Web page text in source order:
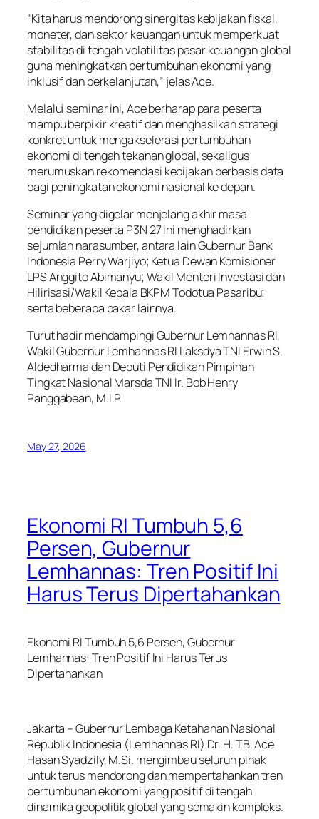
“Kita harus mendorong sinergitas kebijakan fiskal,
moneter, dan sektor keuangan untuk memperkuat
stabilitas di tengah volatilitas pasar keuangan global
guna meningkatkan pertumbuhan ekonomi yang
inklusif dan berkelanjutan,” jelas Ace.
Melalui seminar ini, Ace berharap para peserta
mampu berpikir kreatif dan menghasilkan strategi
konkret untuk mengakselerasi pertumbuhan
ekonomi di tengah tekanan global, sekaligus
merumuskan rekomendasi kebijakan berbasis data
bagi peningkatan ekonomi nasional ke depan.
Seminar yang digelar menjelang akhir masa
pendidikan peserta P3N 27 ini menghadirkan
sejumlah narasumber, antara lain Gubernur Bank
Indonesia Perry Warjiyo; Ketua Dewan Komisioner
LPS Anggito Abimanyu; Wakil Menteri Investasi dan
Hilirisasi/Wakil Kepala BKPM Todotua Pasaribu;
serta beberapa pakar lainnya.
Turut hadir mendampingi Gubernur Lemhannas RI,
Wakil Gubernur Lemhannas RI Laksdya TNI Erwin S.
Aldedharma dan Deputi Pendidikan Pimpinan
Tingkat Nasional Marsda TNI Ir. Bob Henry
Panggabean, M.I.P.
May 27, 2026
Ekonomi RI Tumbuh 5,6
Persen, Gubernur
Lemhannas: Tren Positif Ini
Harus Terus Dipertahankan
Ekonomi RI Tumbuh 5,6 Persen, Gubernur
Lemhannas: Tren Positif Ini Harus Terus
Dipertahankan
Jakarta – Gubernur Lembaga Ketahanan Nasional
Republik Indonesia (Lemhannas RI) Dr. H. TB. Ace
Hasan Syadzily, M.Si. mengimbau seluruh pihak
untuk terus mendorong dan mempertahankan tren
pertumbuhan ekonomi yang positif di tengah
dinamika geopolitik global yang semakin kompleks.